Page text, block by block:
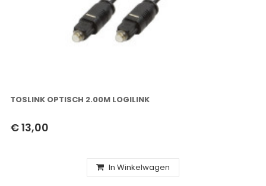
TOSLINK OPTISCH 2.00M LOGILINK
€ 13,00
In Winkelwagen